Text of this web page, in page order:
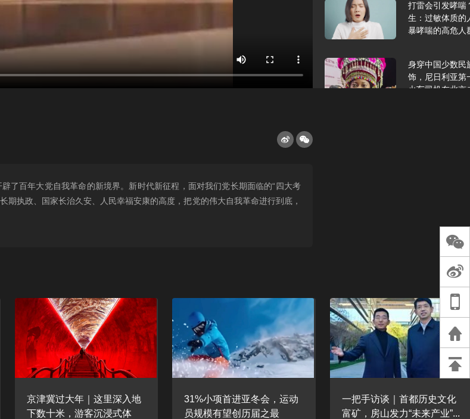
打雷会引发哮喘
生：过敏体质的
暴哮喘的高危人
身穿中国少数民
饰，尼日利亚第
火车司机在北京
天桥艺术中心一
演出，国际项目
重庆一高校学生
死，官方通报：
刑案，网传遗体
等信息不实
了百年大党自我革命的新境界。新时代新征程，面对我们党长期面临的“四大考
期执政、国家长治久安、人民幸福安康的高度，把党的伟大自我革命进行到底，
京津冀过大年｜这里深入地
下数十米，游客沉浸式体
31%小项首进亚冬会，运动
员规模有望创历届之最
一把手访谈｜首都历史文化
富矿，房山发力“未来产业”...